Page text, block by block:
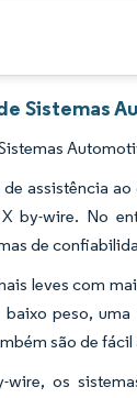
Sistemas
assistência
by-wire. No
de
leves com
peso,
são de fácil
os